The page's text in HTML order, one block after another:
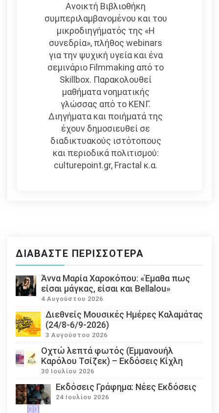
Ανοικτή Βιβλιοθήκη
συμπεριλαμβανομένου και του
μικροδιηγήματός της «Η
συνεδρία», πλήθος webinars
για την ψυχική υγεία και ένα
σεμινάριο Filmmaking από το
Skillbox. Παρακολουθεί
μαθήματα νοηματικής
γλώσσας από το ΚΕΝΓ.
Διηγήματα και ποιήματά της
έχουν δημοσιευθεί σε
διαδικτυακούς ιστότοπους
και περιοδικά πολιτισμού:
culturepoint.gr, Fractal κ.α.
ΔΙΑΒΆΣΤΕ ΠΕΡΙΣΣΌΤΕΡΑ
Άννα Μαρία Χαροκόπου: «Έμαθα πως
είσαι μάγκας, είσαι και Bellalou»
4 Αυγούστου 2026
Διεθνείς Μουσικές Ημέρες Καλαμάτας
(24/8-6/9-2026)
3 Αυγούστου 2026
Οχτώ λεπτά φωτός (Εμμανουήλ
Καρόλου Τσίζεκ) – Εκδόσεις Κίχλη
30 Ιουλίου 2026
Εκδόσεις Γράφημα: Νέες Εκδόσεις
24 Ιουλίου 2026